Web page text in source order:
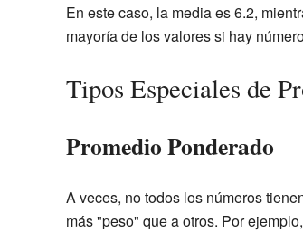
En este caso, la media es 6.2,
mayoría de los valores si hay
Tipos Especiales de
Promedio Ponderado
A veces, no todos los números
más "peso" que a otros. Por